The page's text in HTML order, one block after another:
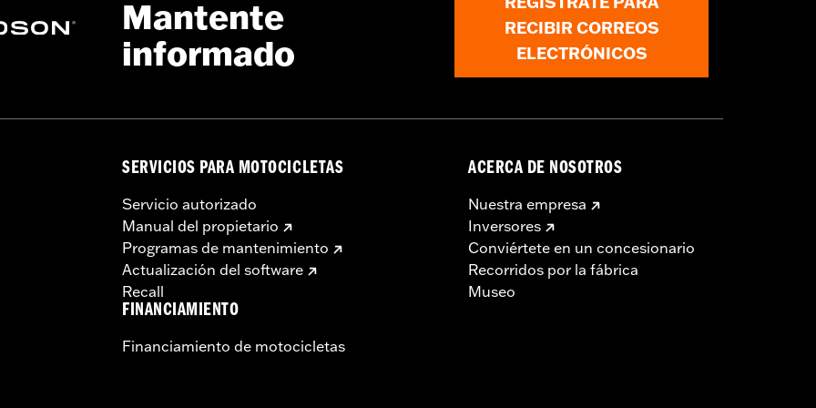
de pieza 54000383. Para los modelos FLTRXSTSE 2025 y posteriores se requiere la compra
de conversión desmontable n.° de pieza 54000337. Los vehículos limitados 2026 no usarán
Consulta www.h-d.com/warranty para más información
Mantente
informado
RECIBIR CORREOS
ELECTRÓNICOS
SERVICIOS PARA MOTOCICLETAS
Servicio autorizado
Manual del propietario
Programas de mantenimiento
Actualización del software
Recall
FINANCIAMIENTO
Financiamiento de motocicletas
ACERCA DE NOSOTROS
Nuestra empresa
Inversores
Conviértete en un concesionario
Recorridos por la fábrica
Museo